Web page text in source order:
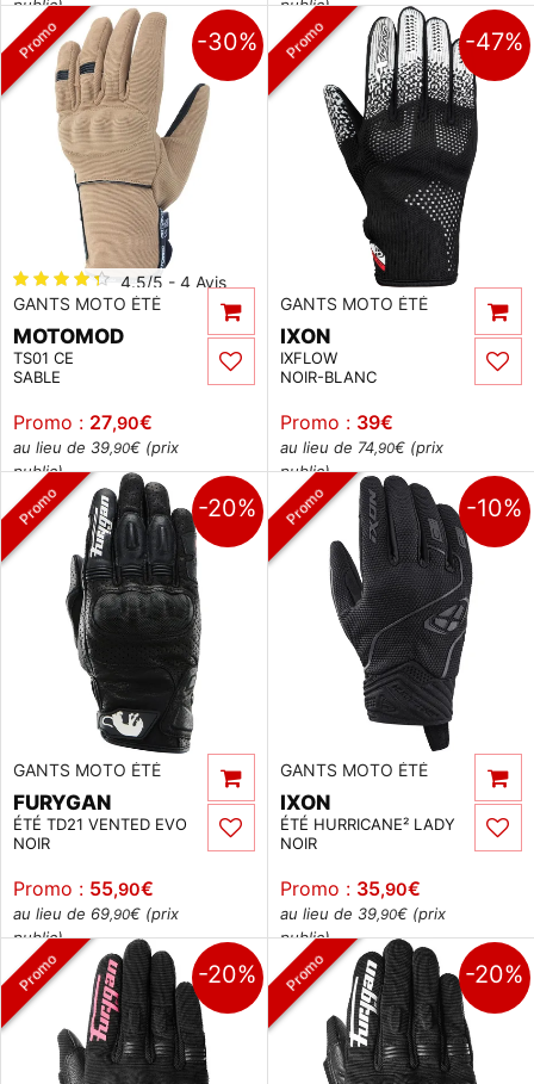
public)
public)
Promo -30%
4.5/5 - 4 Avis
GANTS MOTO ÉTÉ
MOTOMOD
TS01 CE
SABLE
Promo : 27,90€
au lieu de 39,90€ (prix
public)
Promo -47%
GANTS MOTO ÉTÉ
IXON
IXFLOW
NOIR-BLANC
Promo : 39€
au lieu de 74,90€ (prix
public)
Promo -20%
GANTS MOTO ÉTÉ
FURYGAN
ÉTÉ TD21 VENTED EVO
NOIR
Promo : 55,90€
au lieu de 69,90€ (prix
public)
Promo -10%
GANTS MOTO ÉTÉ
IXON
ÉTÉ HURRICANE² LADY
NOIR
Promo : 35,90€
au lieu de 39,90€ (prix
public)
Promo -20% Promo -20%